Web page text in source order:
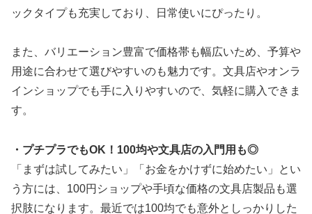
ックタイプも充実しており、日常使いにぴったり。
また、バリエーション豊富で価格帯も幅広いため、予算や
用途に合わせて選びやすいのも魅力です。文具店やオンラ
インショップでも手に入りやすいので、気軽に購入できま
す。
・プチプラでもOK！100均や文具店の入門用も◎
「まずは試してみたい」「お金をかけずに始めたい」とい
う方には、100円ショップや手頃な価格の文具店製品も選
択肢になります。最近では100均でも意外としっかりした